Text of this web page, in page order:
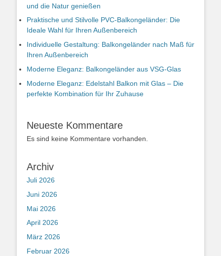
und die Natur genießen
Praktische und Stilvolle PVC-Balkongeländer: Die
Ideale Wahl für Ihren Außenbereich
Individuelle Gestaltung: Balkongeländer nach Maß für
Ihren Außenbereich
Moderne Eleganz: Balkongeländer aus VSG-Glas
Moderne Eleganz: Edelstahl Balkon mit Glas – Die
perfekte Kombination für Ihr Zuhause
Neueste Kommentare
Es sind keine Kommentare vorhanden.
Archiv
Juli 2026
Juni 2026
Mai 2026
April 2026
März 2026
Februar 2026